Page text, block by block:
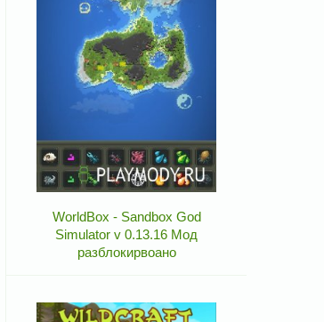
WorldBox - Sandbox God
Simulator v 0.13.16 Мод
разблокирвоано